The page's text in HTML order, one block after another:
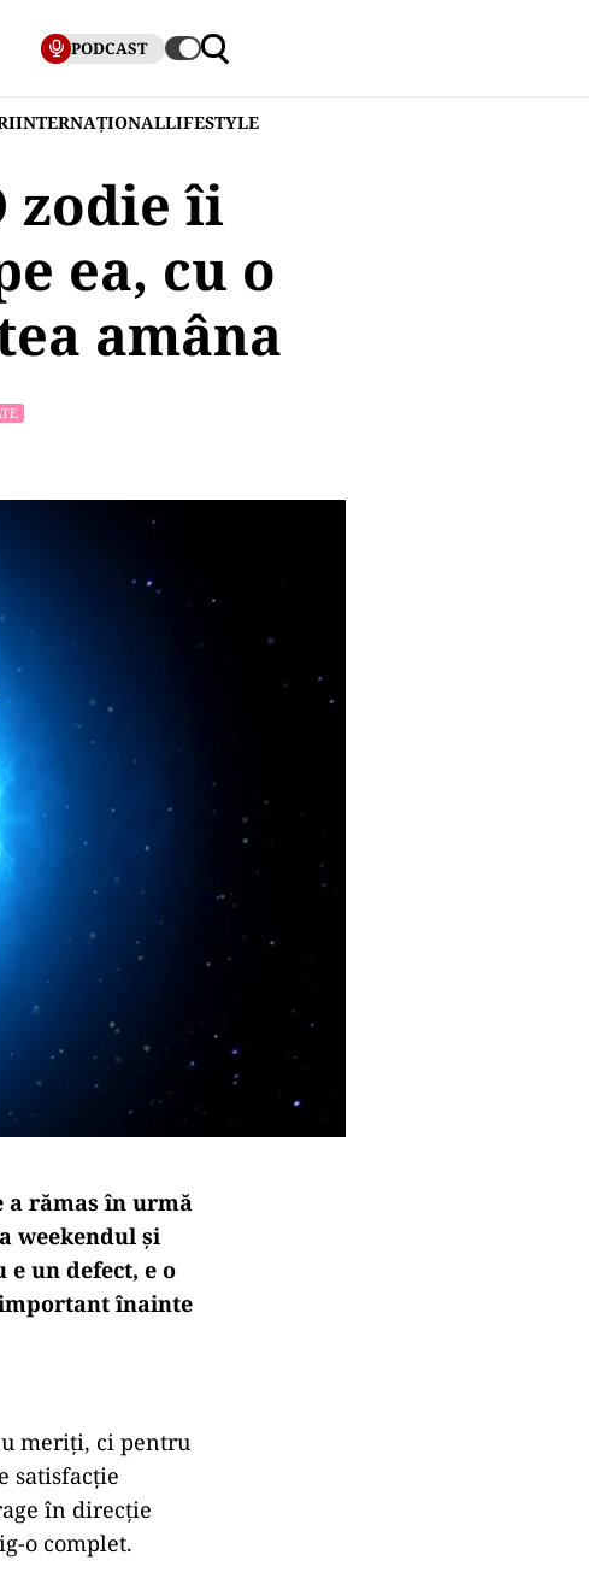
PODCAST
INTERNAȚIONALLIFESTYLE
zodie îi
ea, cu o
amâna
a rămas în urmă
weekendul și
un defect, e o
înainte
meriți, ci pentru
satisfacție
în direcție
o complet.